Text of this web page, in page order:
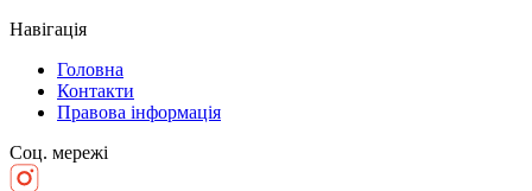
Навігація
Головна
Контакти
Правова інформація
Соц. мережі